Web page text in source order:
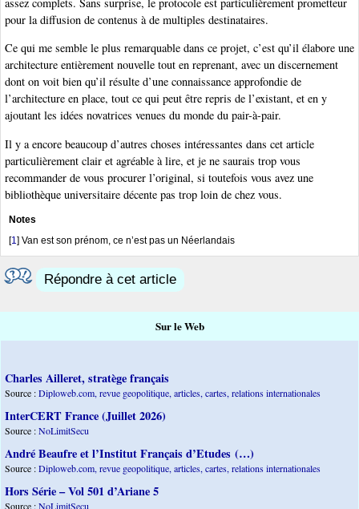
pour la diffusion de contenus à de multiples destinataires.
Ce qui me semble le plus remarquable dans ce projet, c’est qu’il élabore une
architecture entièrement nouvelle tout en reprenant, avec un discernement
dont on voit bien qu’il résulte d’une connaissance approfondie de
l’architecture en place, tout ce qui peut être repris de l’existant, et en y
ajoutant les idées novatrices venues du monde du pair-à-pair.
Il y a encore beaucoup d’autres choses intéressantes dans cet article
particulièrement clair et agréable à lire, et je ne saurais trop vous
recommander de vous procurer l’original, si toutefois vous avez une
bibliothèque universitaire décente pas trop loin de chez vous.
Notes
[1] Van est son prénom, ce n’est pas un Néerlandais
Répondre à cet article
Sur le Web
Charles Ailleret, stratège français
Source :Diploweb.com, revue geopolitique, articles, cartes, relations internationales
InterCERT France (Juillet 2026)
Source :NoLimitSecu
André Beaufre et l’Institut Français d’Etudes (…)
Source :Diploweb.com, revue geopolitique, articles, cartes, relations internationales
Hors Série – Vol 501 d’Ariane 5
Source :NoLimitSecu